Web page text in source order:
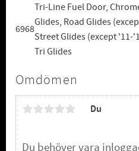
6968
Tri-Line Fuel Door,
Glides, Road Glides
Street Glides (except '11-
Tri Glides
Omdömen
Du